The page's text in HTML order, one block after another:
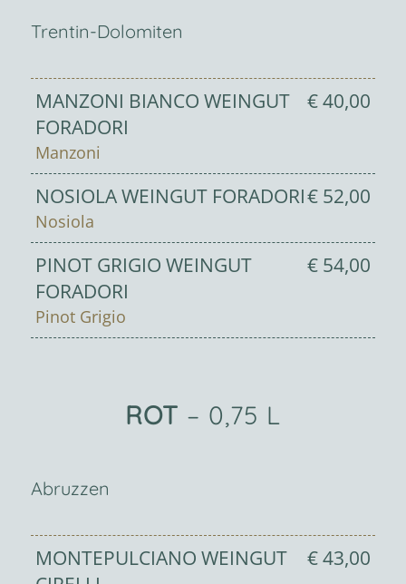
Trentin-Dolomiten
MANZONI BIANCO WEINGUT
FORADORI
€ 40,00
Manzoni
NOSIOLA WEINGUT FORADORI€ 52,00
Nosiola
PINOT GRIGIO WEINGUT
FORADORI
€ 54,00
Pinot Grigio
ROT – 0,75 L
Abruzzen
MONTEPULCIANO WEINGUT
€ 43,00